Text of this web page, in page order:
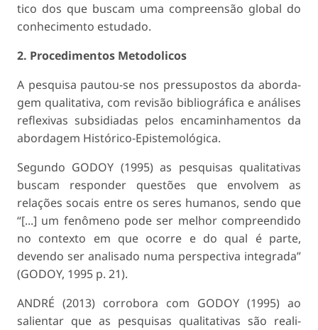
tico dos que buscam uma compreensão global do
conhecimento estudado.
2. Procedimentos Metodolicos
A pesquisa pautou-se nos pressupostos da aborda­
gem qualitativa, com revisão bibliográfica e análises
reflexivas subsidiadas pelos encaminhamentos da
abordagem Histórico-Epistemológica.
Segundo GODOY (1995) as pesquisas qualita­tivas
buscam responder questões que envolvem as
relações socais entre os seres humanos, sendo que
“[...] um fenômeno pode ser melhor compreendi­do
no contexto em que ocorre e do qual é parte,
devendo ser analisado numa perspectiva integrada”
(GODOY, 1995 p. 21).
ANDRÉ (2013) corrobora com GODOY (1995) ao
salientar que as pesquisas qualitativas são reali­